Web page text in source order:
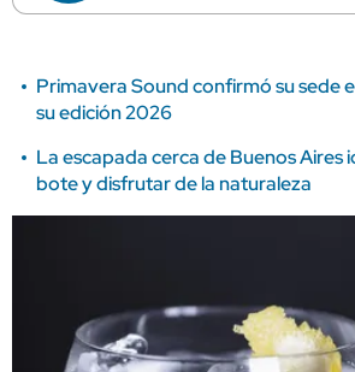
Primavera Sound confirmó su sede
su edición 2026
La escapada cerca de Buenos Aires
bote y disfrutar de la naturaleza